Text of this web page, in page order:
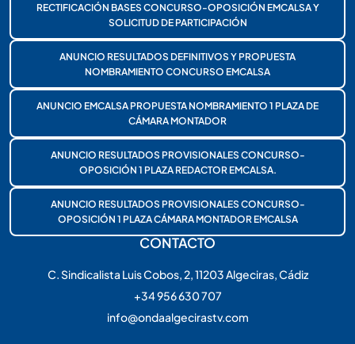
RECTIFICACIÓN BASES CONCURSO-OPOSICIÓN EMCALSA Y
SOLICITUD DE PARTICIPACIÓN
ANUNCIO RESULTADOS DEFINITIVOS Y PROPUESTA
NOMBRAMIENTO CONCURSO EMCALSA
ANUNCIO EMCALSA PROPUESTA NOMBRAMIENTO 1 PLAZA DE
CÁMARA MONTADOR
ANUNCIO RESULTADOS PROVISIONALES CONCURSO-
OPOSICIÓN 1 PLAZA REDACTOR EMCALSA.
ANUNCIO RESULTADOS PROVISIONALES CONCURSO-
OPOSICIÓN 1 PLAZA CÁMARA MONTADOR EMCALSA
CONTACTO
C. Sindicalista Luis Cobos, 2, 11203 Algeciras, Cádiz
+34 956 630 707
info@ondaalgecirastv.com